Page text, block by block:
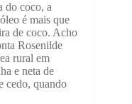
do coco, a
é mais que
de coco. Acho
Rosenilde
rural em
e neta de
cedo, quando